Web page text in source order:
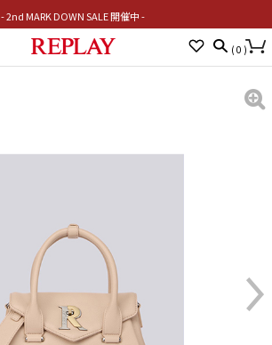
- 2nd MARK DOWN SALE 開催中 -
( 0 )